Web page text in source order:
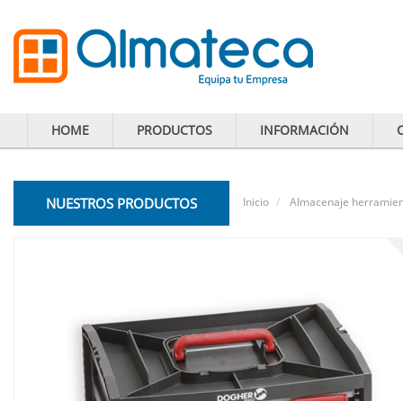
HOME PRODUCTOS INFORMACIÓN
NUESTROS PRODUCTOS Inicio Almacenaje